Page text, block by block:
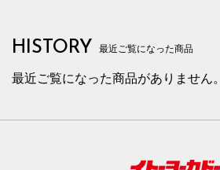
HISTORY 最近ご覧になった商品
最近ご覧になった商品がありません。